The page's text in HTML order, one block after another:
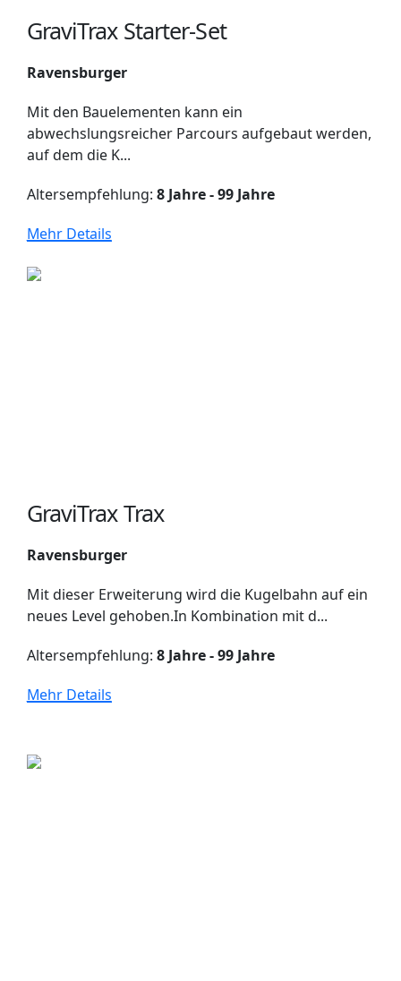
GraviTrax Starter-Set
Ravensburger
Mit den Bauelementen kann ein
abwechslungsreicher Parcours aufgebaut werden,
auf dem die K...
Altersempfehlung: 8 Jahre - 99 Jahre
Mehr Details
GraviTrax Trax
Ravensburger
Mit dieser Erweiterung wird die Kugelbahn auf ein
neues Level gehoben.In Kombination mit d...
Altersempfehlung: 8 Jahre - 99 Jahre
Mehr Details